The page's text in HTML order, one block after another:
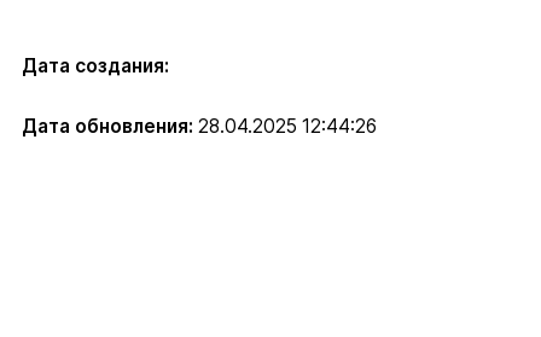
Дата создания:
Дата обновления: 28.04.2025 12:44:26